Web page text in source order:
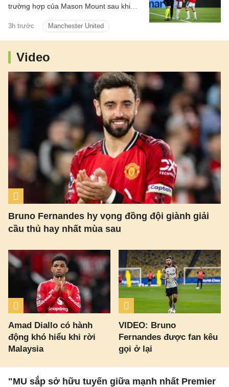
3h trước Manchester United
trường hợp của Mason Mount sau khi
vì vấn đề thể trạng trong trận hòa 1-1 với
PSG.
Video
Bruno Fernandes hy vọng đồng đội giành giải
cầu thủ hay nhất mùa sau
Amad Diallo có hành
động khó hiểu khi rời
Malaysia
VIDEO: Bruno
Fernandes được fan kêu
gọi ở lại
"MU sắp sở hữu tuyến giữa mạnh nhất Premier